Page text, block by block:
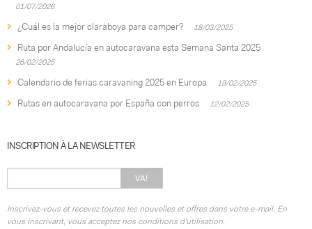
01/07/2026
¿Cuál es la mejor claraboya para camper? 18/03/2025
Ruta por Andalucía en autocaravana esta Semana Santa 2025
26/02/2025
Calendario de ferias caravaning 2025 en Europa 19/02/2025
Rutas en autocaravana por España con perros 12/02/2025
INSCRIPTION À LA NEWSLETTER
VA!
Inscrivez-vous et recevez toutes les nouvelles et offres dans votre e-mail. En
vous inscrivant, vous acceptez nos conditions d'utilisation.